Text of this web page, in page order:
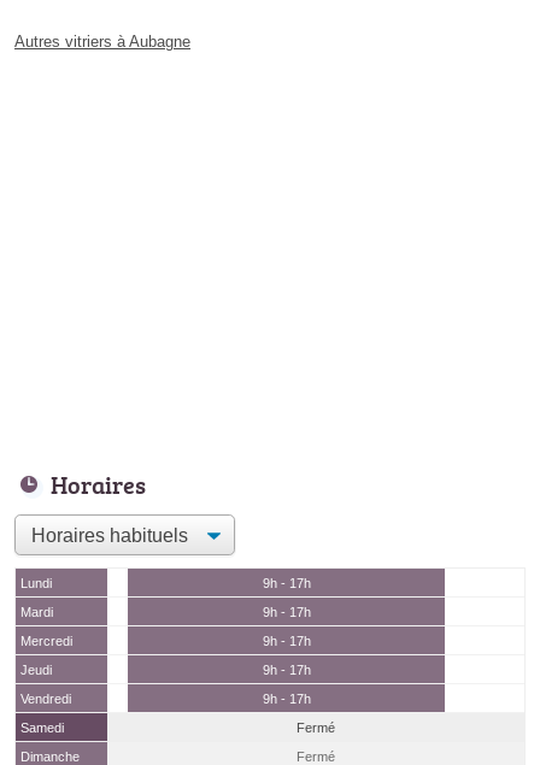
Autres vitriers à Aubagne
Horaires
Lundi
9h - 17h
Mardi
9h - 17h
Mercredi
9h - 17h
Jeudi
9h - 17h
Vendredi
9h - 17h
Samedi
Fermé
Dimanche
Fermé